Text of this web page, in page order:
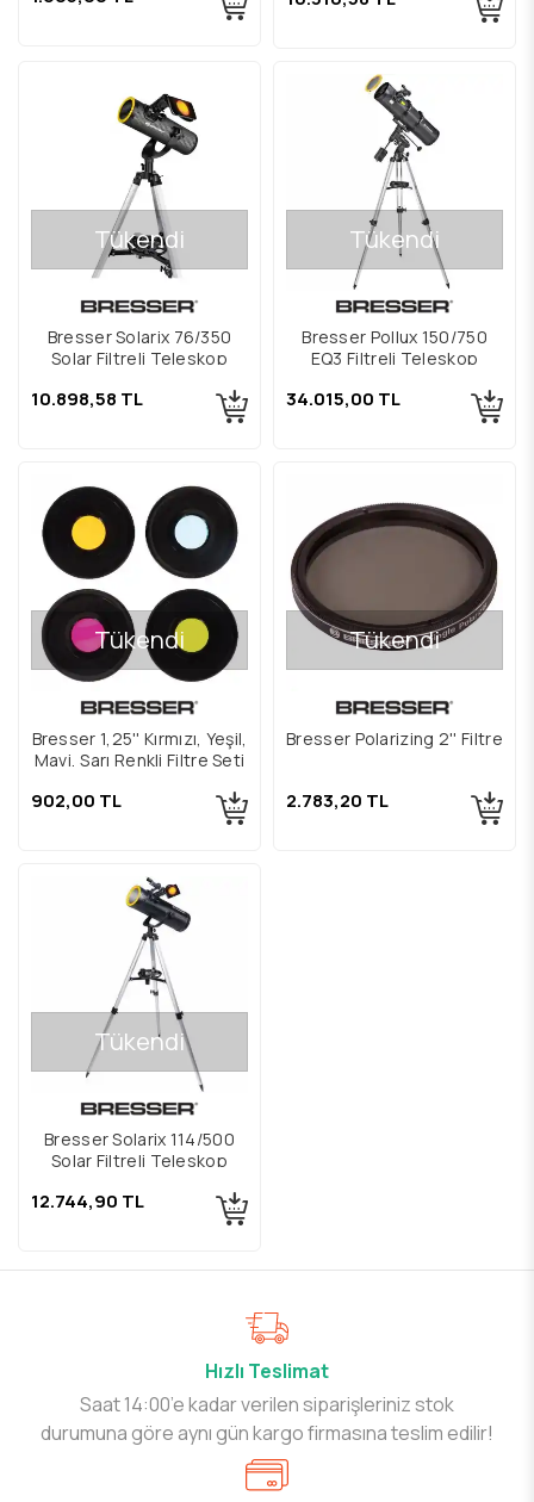
Tükendi
Bresser Solarix 76/350
Solar Filtreli Teleskop
10.898,58 TL
Tükendi
Bresser Pollux 150/750
EQ3 Filtreli Teleskop
34.015,00 TL
Tükendi
Bresser 1,25'' Kırmızı, Yeşil,
Mavi, Sarı Renkli Filtre Seti
902,00 TL
Tükendi
Bresser Polarizing 2'' Filtre
2.783,20 TL
Tükendi
Bresser Solarix 114/500
Solar Filtreli Teleskop
12.744,90 TL
Hızlı Teslimat
Saat 14:00’e kadar verilen siparişleriniz stok
durumuna göre aynı gün kargo firmasına teslim edilir!